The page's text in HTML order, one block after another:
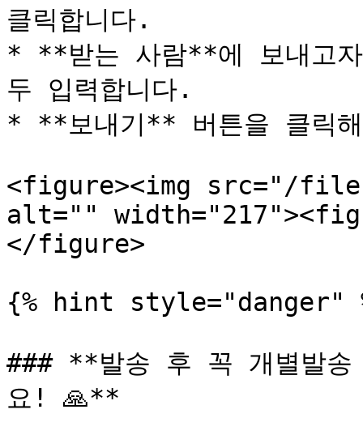
클릭합니다.
* **받는 사람**에 보내고
두 입력합니다.
* **보내기** 버튼을 클릭
<figure><img src="/
alt=""
</figure>
{% hint style="danger"
### **발송 후 꼭 개별발송
요! 🙏**